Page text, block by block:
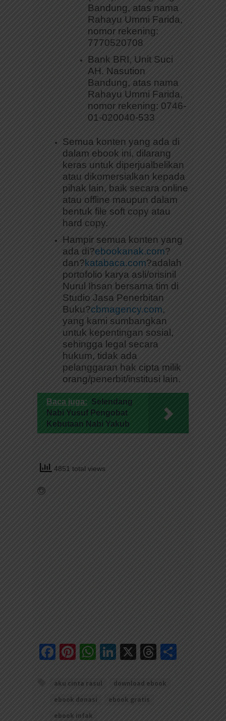
Bandung, atas nama
Rahayu Ummi Farida,
nomor rekening:
7770520708
Bank BRI, Unit Suci
AH. Nasution
Bandung, atas nama
Rahayu Ummi Farida,
nomor rekening: 0746-
01-020040-533
Semua konten yang ada di
dalam ebook ini, dilarang
keras untuk diperjualbelikan
atau dikomersialkan kepada
pihak lain, baik secara online
atau offline maupun dalam
bentuk file soft copy atau
hard copy.
Hampir semua konten yang
ada di?ebookanak.com?
dan?katabaca.com?adalah
portofolio karya asli/orisinil
Nurul Ihsan bersama tim di
Studio Jasa Penerbitan
Buku?cbmagency.com,
yang kami sumbangkan
untuk kepentingan sosial,
sehingga legal secara
hukum, tidak ada
pelanggaran hak cipta milik
orang/penerbit/institusi lain.
Baca juga: Selendang
Nabi Yusuf Pengobat
Kebutaan Nabi Yakub
4851 total views
Facebook
Pinterest
WhatsApp
LinkedIn
X Threads
aku cinta rasul
download ebook
ebook donasi
ebook gratis
ebook infak